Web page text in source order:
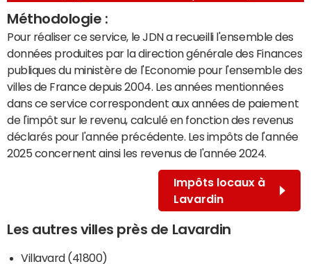
Méthodologie :
Pour réaliser ce service, le JDN a recueilli l'ensemble des
données produites par la direction générale des Finances
publiques du ministère de l'Economie pour l'ensemble des
villes de France depuis 2004. Les années mentionnées
dans ce service correspondent aux années de paiement
de l'impôt sur le revenu, calculé en fonction des revenus
déclarés pour l'année précédente. Les impôts de l'année
2025 concernent ainsi les revenus de l'année 2024.
Impôts locaux à
Lavardin
Les autres villes près de Lavardin
Villavard (41800)